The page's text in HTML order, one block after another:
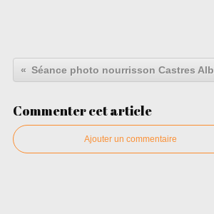
Commenter cet article
Ajouter un commentaire